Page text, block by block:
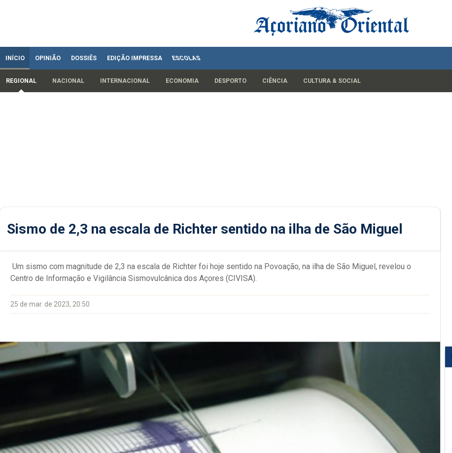
INÍCIO OPINIÃO DOSSIÊS EDIÇÃO IMPRESSA ESCOLAS
REGIONAL NACIONAL INTERNACIONAL ECONOMIA DESPORTO CIÊNCIA CULTURA & SOCIAL
Sismo de 2,3 na escala de Richter sentido na ilha de São Miguel
Um sismo com magnitude de 2,3 na escala de Richter foi hoje sentido na Povoação, na ilha de São Miguel, revelou o
Centro de Informação e Vigilância Sismovulcânica dos Açores (CIVISA).
25 de mar. de 2023, 20:50